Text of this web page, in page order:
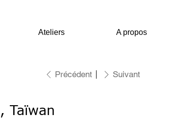
Ateliers A propos
Précédent Suivant
Taïwan